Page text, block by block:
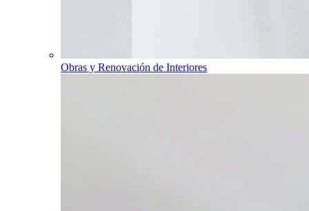
Obras y Renovación de Interiores